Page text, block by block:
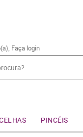
Faça login
PINCÉIS